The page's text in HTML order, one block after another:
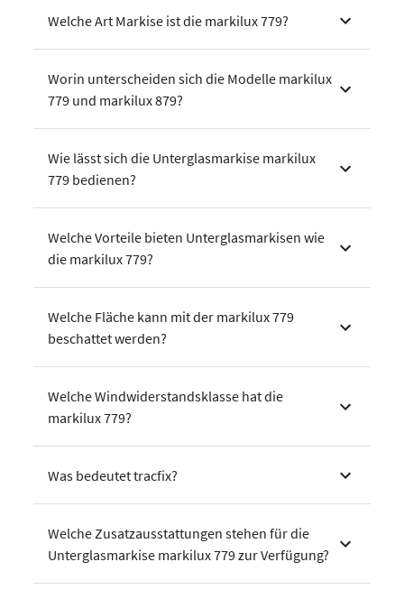
Welche Art Markise ist die markilux 779?
Worin unterscheiden sich die Modelle markilux
779 und markilux 879?
Wie lässt sich die Unterglasmarkise markilux
779 bedienen?
Welche Vorteile bieten Unterglasmarkisen wie
die markilux 779?
Welche Fläche kann mit der markilux 779
beschattet werden?
Welche Windwiderstandsklasse hat die
markilux 779?
Was bedeutet tracfix?
Welche Zusatzausstattungen stehen für die
Unterglasmarkise markilux 779 zur Verfügung?